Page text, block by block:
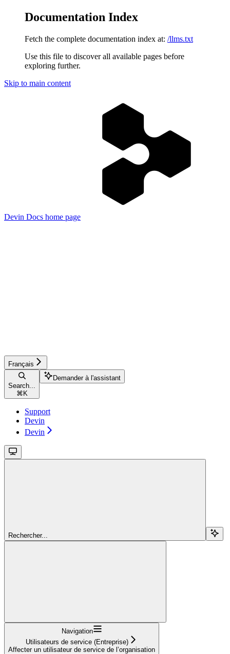
Documentation Index
Fetch the complete documentation index at: /llms.txt
Use this file to discover all available pages before
exploring further.
Skip to main content
Devin Docs home page
Français
Search...
⌘ K
Demander à l'assistant
Support
Devin
Devin
Rechercher...
Navigation
Utilisateurs de service (Entreprise)
Affecter un utilisateur de service de l’organisation